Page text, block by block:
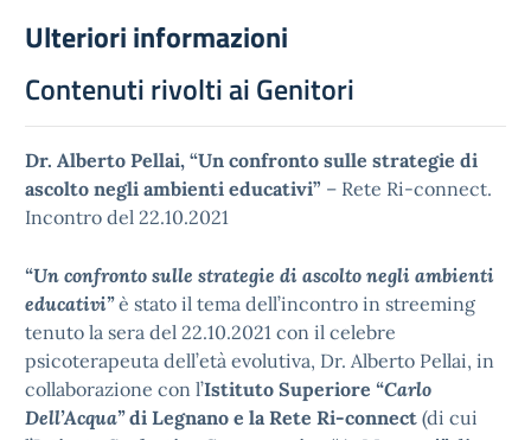
Ulteriori informazioni
Contenuti rivolti ai Genitori
Dr. Alberto Pellai, “Un confronto sulle strategie di
ascolto negli ambienti educativi” – Rete Ri-connect.
Incontro del 22.10.2021
“Un confronto sulle strategie di ascolto negli ambienti
educativi”è stato il tema dell’incontro in streeming
tenuto la sera del 22.10.2021 con il celebre
psicoterapeuta dell’età evolutiva, Dr. Alberto Pellai, in
collaborazione con l’Istituto Superiore “Carlo
Dell’Acqua”di Legnano e la Rete Ri-connect (di cui